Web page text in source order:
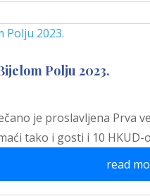
Polju 2023.
je proslavljena Prva
tako i gosti i 10 HKUD-
read